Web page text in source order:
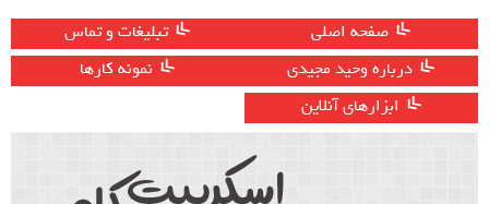
صفحه اصلی
تبلیغات و تماس
درباره وحید مجیدی
نمونه کارها
ابزارهای آنلاین